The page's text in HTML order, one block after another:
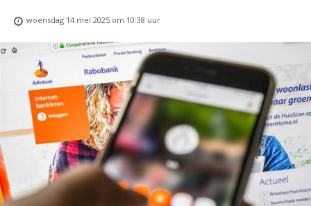
woensdag 14 mei 2025 om 10:38 uur